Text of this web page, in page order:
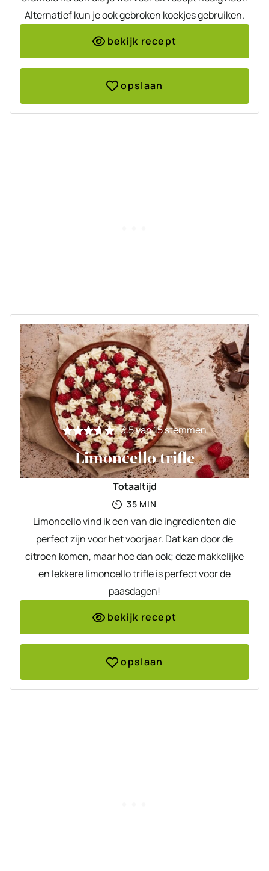
Alternatief kun je ook gebroken koekjes gebruiken.
bekijk recept
opslaan
3.5van15stemmen
Limoncello trifle
Totaaltijd
35MINUTEN
MIN
Limoncello vind ik een van die ingredienten die
perfect zijn voor het voorjaar. Dat kan door de
citroen komen, maar hoe dan ook; deze makkelijke
en lekkere limoncello trifle is perfect voor de
paasdagen!
bekijk recept
opslaan